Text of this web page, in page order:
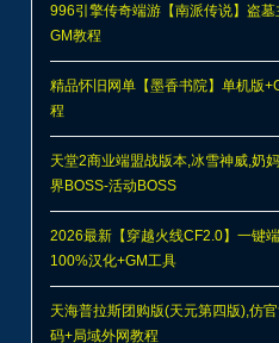
996引擎传奇端游【南派传说】盗
GM教程
精品怀旧网单【墨香书院】单机版
程
天堂2商业端盟战版本,冰雪神威,奶
界BOSS-活动BOSS
2026最新【穿越火线CF2.0】一键
100%汉化+GM工具
天海普拉斯团购版(天元第四版),仿
码+局域外网教程